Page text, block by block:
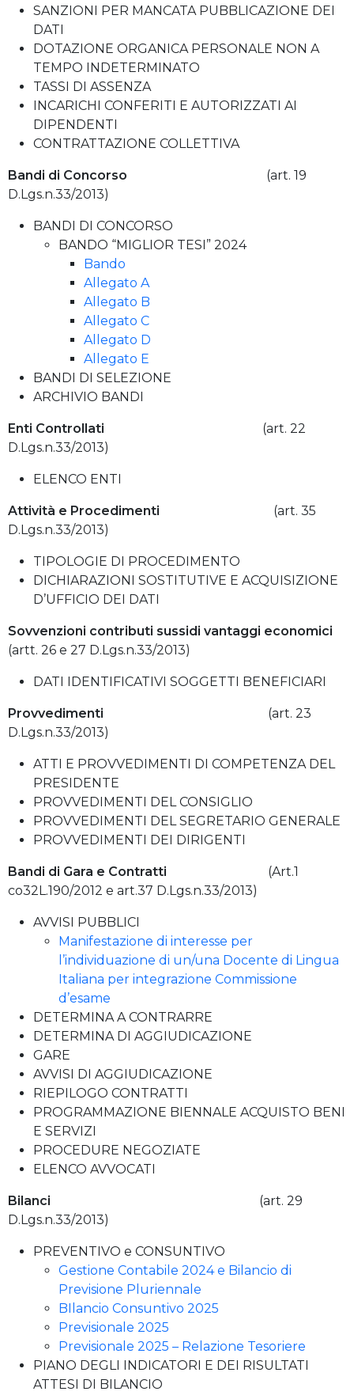
SANZIONI PER MANCATA PUBBLICAZIONE DEI
DATI
DOTAZIONE ORGANICA PERSONALE NON A
TEMPO INDETERMINATO
TASSI DI ASSENZA
INCARICHI CONFERITI E AUTORIZZATI AI
DIPENDENTI
CONTRATTAZIONE COLLETTIVA
Bandi di Concorso (art. 19
D.Lgs.n.33/2013)
BANDI DI CONCORSO
BANDO “MIGLIOR TESI” 2024
Bando
Allegato A
Allegato B
Allegato C
Allegato D
Allegato E
BANDI DI SELEZIONE
ARCHIVIO BANDI
Enti Controllati (art. 22
D.Lgs.n.33/2013)
ELENCO ENTI
Attività e Procedimenti (art. 35
D.Lgs.n.33/2013)
TIPOLOGIE DI PROCEDIMENTO
DICHIARAZIONI SOSTITUTIVE E ACQUISIZIONE
D’UFFICIO DEI DATI
Sovvenzioni contributi sussidi vantaggi economici
(artt. 26 e 27 D.Lgs.n.33/2013)
DATI IDENTIFICATIVI SOGGETTI BENEFICIARI
Provvedimenti (art. 23
D.Lgs.n.33/2013)
ATTI E PROVVEDIMENTI DI COMPETENZA DEL
PRESIDENTE
PROVVEDIMENTI DEL CONSIGLIO
PROVVEDIMENTI DEL SEGRETARIO GENERALE
PROVVEDIMENTI DEI DIRIGENTI
Bandi di Gara e Contratti
(Art.1
co32L.190/2012 e art.37 D.Lgs.n.33/2013)
AVVISI PUBBLICI
Manifestazione di interesse per
l’individuazione di un/una Docente di Lingua
Italiana per integrazione Commissione
d’esame
DETERMINA A CONTRARRE
DETERMINA DI AGGIUDICAZIONE
GARE
AVVISI DI AGGIUDICAZIONE
RIEPILOGO CONTRATTI
PROGRAMMAZIONE BIENNALE ACQUISTO BENI
E SERVIZI
PROCEDURE NEGOZIATE
ELENCO AVVOCATI
Bilanci (art. 29
D.Lgs.n.33/2013)
PREVENTIVO e CONSUNTIVO
Gestione Contabile 2024 e Bilancio di
Previsione Pluriennale
BIlancio Consuntivo 2025
Previsionale 2025
Previsionale 2025 – Relazione Tesoriere
PIANO DEGLI INDICATORI E DEI RISULTATI
ATTESI DI BILANCIO